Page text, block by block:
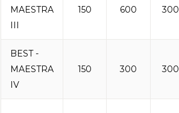
MAESTRA
III
150 600 300
BEST -
MAESTRA
IV
150 300 300